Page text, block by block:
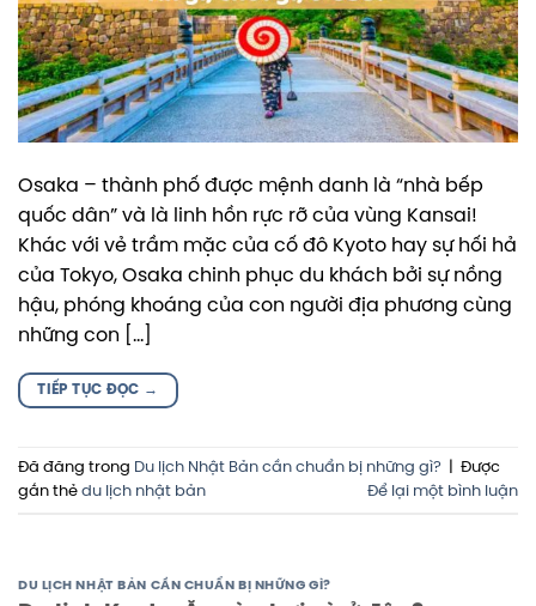
Osaka – thành phố được mệnh danh là “nhà bếp
quốc dân” và là linh hồn rực rỡ của vùng Kansai!
Khác với vẻ trầm mặc của cố đô Kyoto hay sự hối hả
của Tokyo, Osaka chinh phục du khách bởi sự nồng
hậu, phóng khoáng của con người địa phương cùng
những con […]
TIẾP TỤC ĐỌC →
Đã đăng trong Du lịch Nhật Bản cần chuẩn bị những gì?
Được
gắn thẻ du lịch nhật bản Để lại một bình luận
DU LỊCH NHẬT BẢN CẦN CHUẨN BỊ NHỮNG GÌ?